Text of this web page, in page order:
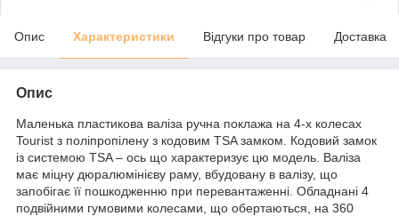
Опис Характеристики Відгуки про товар Доставка
Опис
Маленька пластикова валіза ручна поклажа на 4-х колесах
Tourist з поліпропілену з кодовим TSA замком. Кодовий замок
із системою TSA – ось що характеризує цю модель. Валіза
має міцну дюралюмінієву раму, вбудовану в валізу, що
запобігає її пошкодженню при перевантаженні. Обладнані 4
подвійними гумовими колесами, що обертаються, на 360